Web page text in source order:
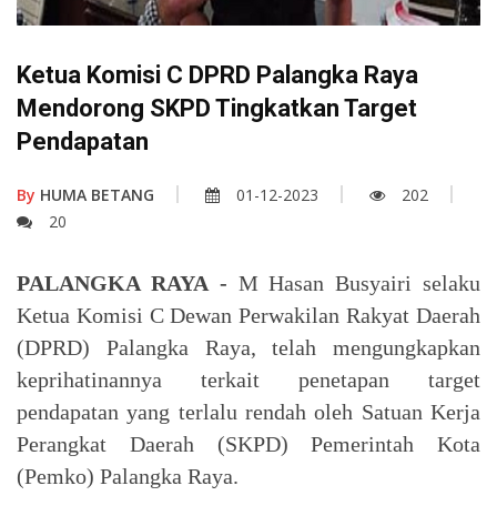
Ketua Komisi C DPRD Palangka Raya
Mendorong SKPD Tingkatkan Target
Pendapatan
By HUMA BETANG 01-12-2023
202
20
PALANGKA RAYA - M Hasan Busyairi selaku
Ketua Komisi C Dewan Perwakilan Rakyat Daerah
(DPRD) Palangka Raya, telah mengungkapkan
keprihatinannya terkait penetapan target
pendapatan yang terlalu rendah oleh Satuan Kerja
Perangkat Daerah (SKPD) Pemerintah Kota
(Pemko) Palangka Raya.